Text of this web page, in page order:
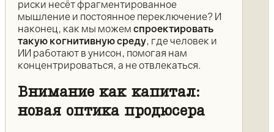
риски несёт фрагментированное
мышление и постоянное переключение? И
наконец, как мы можем спроектировать
такую когнитивную среду, где человек и
ИИ работают в унисон, помогая нам
концентрироваться, а не отвлекаться.
Внимание как капитал:
новая оптика продюсера